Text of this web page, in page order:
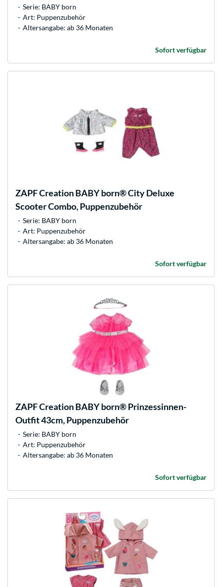
Serie: BABY born
Art: Puppenzubehör
Altersangabe: ab 36 Monaten
Sofort verfügbar
ZAPF CreationBABY born® City Deluxe
Scooter Combo, Puppenzubehör
Serie: BABY born
Art: Puppenzubehör
Altersangabe: ab 36 Monaten
Sofort verfügbar
ZAPF CreationBABY born® Prinzessinnen-
Outfit 43cm, Puppenzubehör
Serie: BABY born
Art: Puppenzubehör
Altersangabe: ab 36 Monaten
Sofort verfügbar